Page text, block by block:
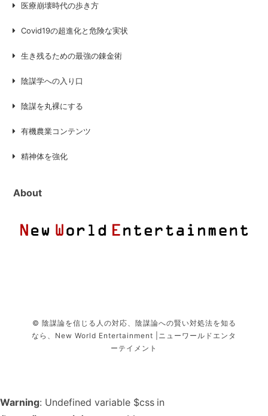
医療崩壊時代の歩き方
Covid19の超進化と危険な実状
生き残るための最強の錬金術
陰謀学への入り口
陰謀を丸裸にする
有機農業コンテンツ
精神体を強化
About
© 陰謀論を信じる人の対応、陰謀論への賢い対処法を知る
なら、New World Entertainment |ニューワールドエンタ
ーテイメント
Warning: Undefined variable $css in